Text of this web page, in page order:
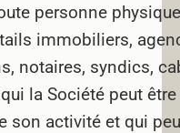
personne
immobiliers,
notaires, syndics,
la Société peut
son activité et qui